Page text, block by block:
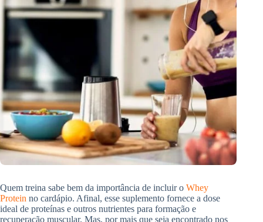
Quem treina sabe bem da importância de incluir o Whey
Protein no cardápio. Afinal, esse suplemento fornece a dose
ideal de proteínas e outros nutrientes para formação e
recuperação muscular. Mas, por mais que seja encontrado nos